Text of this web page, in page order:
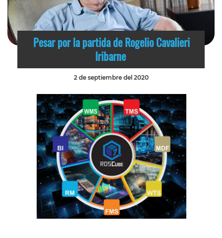
Pesar por la partida de Rogelio Cavalieri
Iribarne
2 de septiembre del 2020